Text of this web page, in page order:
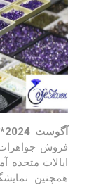
**آگوست 2024**